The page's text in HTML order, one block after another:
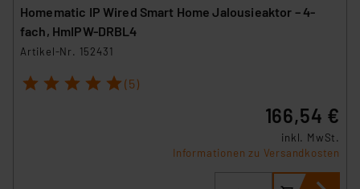
Homematic IP Wired Smart Home Jalousieaktor – 4-
fach, HmIPW-DRBL4
Artikel-Nr. 152431
1 2 3 4 5 (5)
166,54 €
inkl. MwSt.
Informationen zu Versandkosten